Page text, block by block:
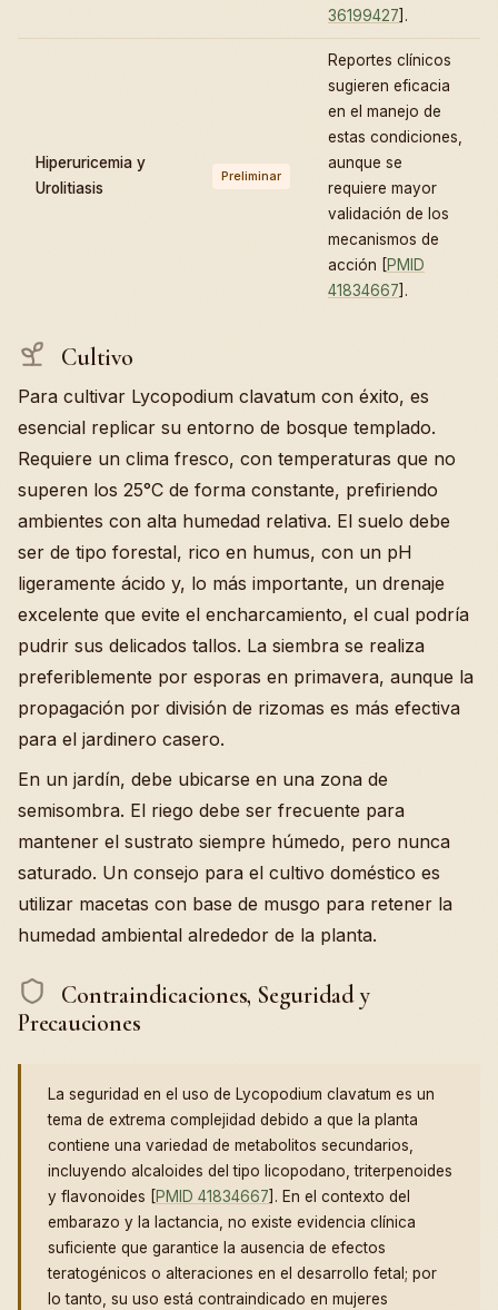
36199427].
Hiperuricemia y
Urolitiasis
Preliminar
Reportes clínicos
sugieren eficacia
en el manejo de
estas condiciones,
aunque se
requiere mayor
validación de los
mecanismos de
acción [PMID
41834667].
Cultivo
Para cultivar Lycopodium clavatum con éxito, es
esencial replicar su entorno de bosque templado.
Requiere un clima fresco, con temperaturas que no
superen los 25°C de forma constante, prefiriendo
ambientes con alta humedad relativa. El suelo debe
ser de tipo forestal, rico en humus, con un pH
ligeramente ácido y, lo más importante, un drenaje
excelente que evite el encharcamiento, el cual podría
pudrir sus delicados tallos. La siembra se realiza
preferiblemente por esporas en primavera, aunque la
propagación por división de rizomas es más efectiva
para el jardinero casero.
En un jardín, debe ubicarse en una zona de
semisombra. El riego debe ser frecuente para
mantener el sustrato siempre húmedo, pero nunca
saturado. Un consejo para el cultivo doméstico es
utilizar macetas con base de musgo para retener la
humedad ambiental alrededor de la planta.
Contraindicaciones, Seguridad y
Precauciones
La seguridad en el uso de Lycopodium clavatum es un
tema de extrema complejidad debido a que la planta
contiene una variedad de metabolitos secundarios,
incluyendo alcaloides del tipo licopodano, triterpenoides
y flavonoides [PMID 41834667]. En el contexto del
embarazo y la lactancia, no existe evidencia clínica
suficiente que garantice la ausencia de efectos
teratogénicos o alteraciones en el desarrollo fetal; por
lo tanto, su uso está contraindicado en mujeres